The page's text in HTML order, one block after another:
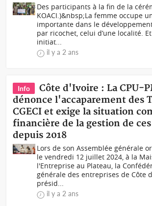
Des participants à la fin de la
KOACI.)&nbsp;La femme occupe
importante dans le
par ricochet, celui d’une localité.
initiat...
il y a 2 ans
Info
Côte d'Ivoire : La CPU-
dénonce l'accaparement des
CGECI et exige la situation
financière de la gestion de
depuis 2018
Lors de son Assemblée générale
le vendredi 12 juillet 2024, à la
l'Entreprise au Plateau, la
générale des entreprises de Côte
présid...
il y a 2 ans